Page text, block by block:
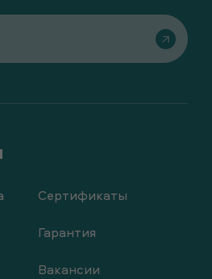
Сертификаты
Гарантия
Вакансии